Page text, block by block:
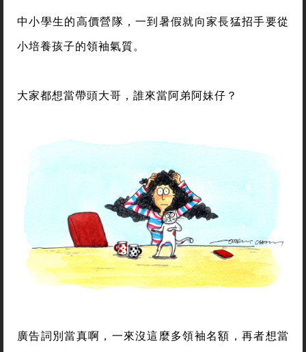
中小學生的高價營隊，一到暑假就向家長猛招手要從
小培養孩子的領袖氣質。
大家都想當帶頭大哥，誰來當阿弟阿妹仔？
廣告詞別當真啊，一來沒這麼多領袖名額，再者想當